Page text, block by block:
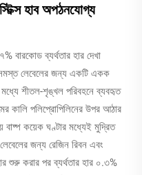
হাব অপঠনযোগ্য
বারকোড ব্যর্থতার হার দেখা
সমস্ত লেবেলের জন্য একটি একক
শীতল-শৃঙ্খল পরিবহনে ব্যবহৃত
কালি পলিপ্রোপিলিনের উপর আঠার
কয়েক ঘণ্টার মধ্যেই মুদ্রিত
জন্য রেজিন রিবন এবং
শুরু করার পর ব্যর্থতার হার ০.৩%